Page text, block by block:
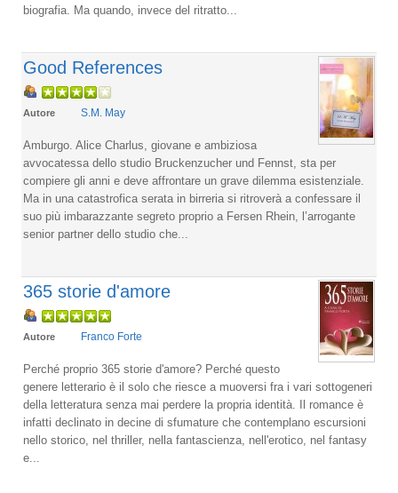
biografia. Ma quando, invece del ritratto...
Good References
Autore S.M. May
Amburgo. Alice Charlus, giovane e ambiziosa
avvocatessa dello studio Bruckenzucher und Fennst, sta per
compiere gli anni e deve affrontare un grave dilemma esistenziale.
Ma in una catastrofica serata in birreria si ritroverà a confessare il
suo più imbarazzante segreto proprio a Fersen Rhein, l’arrogante
senior partner dello studio che...
365 storie d'amore
Autore Franco Forte
Perché proprio 365 storie d'amore? Perché questo
genere letterario è il solo che riesce a muoversi fra i vari sottogeneri
della letteratura senza mai perdere la propria identità. Il romance è
infatti declinato in decine di sfumature che contemplano escursioni
nello storico, nel thriller, nella fantascienza, nell'erotico, nel fantasy
e...